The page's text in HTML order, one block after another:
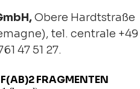
Obere Hardtstraße
tel. centrale +49
47 51 27.
F(AB)2 FRAGMENTEN